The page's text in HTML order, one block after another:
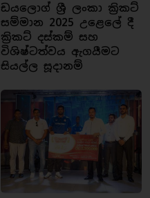
ඩයලොග් ශ්‍රී ලංකා ක්‍රිකට්
සම්මාන 2025 උළෙලේ දී
ක්‍රිකට් දස්කම් සහ
විශිෂ්ටත්වය ඇගයීමට
සියල්ල සූදානම්